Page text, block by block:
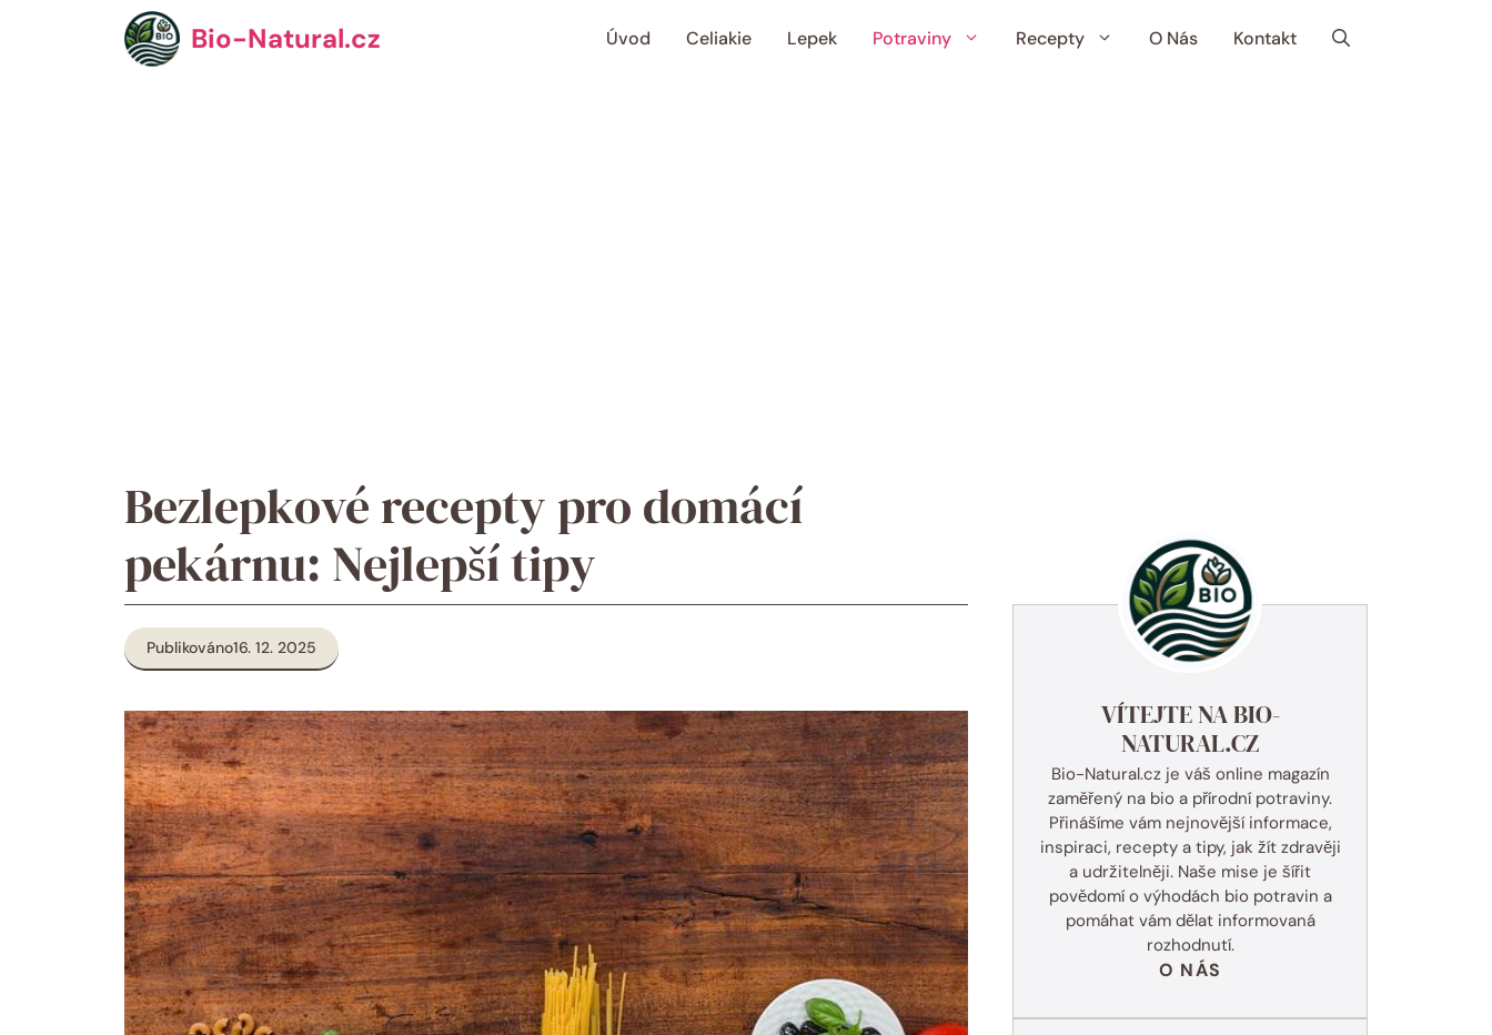
Bio-Natural.cz Úvod Celiakie Lepek Potraviny Recepty O Nás Kontakt
Bezlepkové recepty pro domácí
pekárnu: Nejlepší tipy
Publikováno16. 12. 2025
VÍTEJTE NA BIO-
NATURAL.CZ
Bio-Natural.cz je váš online magazín
zaměřený na bio a přírodní potraviny.
Přinášíme vám nejnovější informace,
inspiraci, recepty a tipy, jak žít zdravěji
a udržitelněji. Naše mise je šířit
povědomí o výhodách bio potravin a
pomáhat vám dělat informovaná
rozhodnutí.
O NÁS